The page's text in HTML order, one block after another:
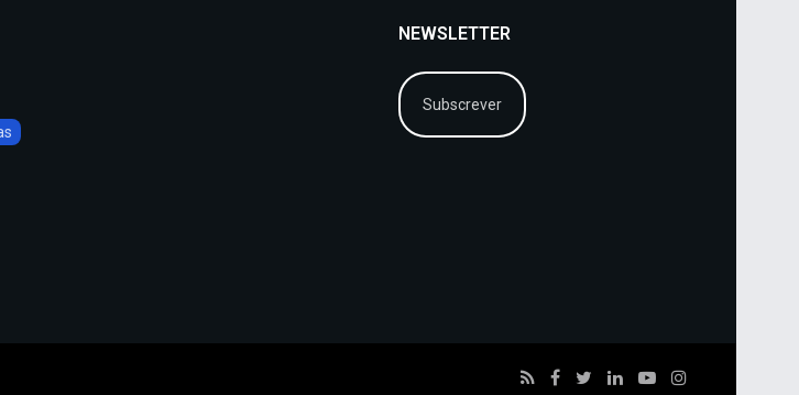
NEWSLETTER
Subscrever